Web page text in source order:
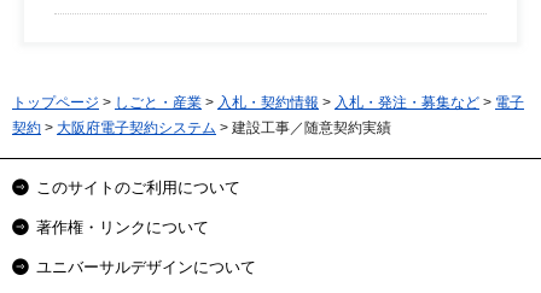
トップページ > しごと・産業 > 入札・契約情報 > 入札・発注・募集など > 電子
契約 > 大阪府電子契約システム > 建設工事／随意契約実績
このサイトのご利用について
著作権・リンクについて
ユニバーサルデザインについて